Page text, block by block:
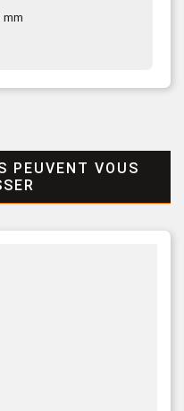
mm
PEUVENT VOUS